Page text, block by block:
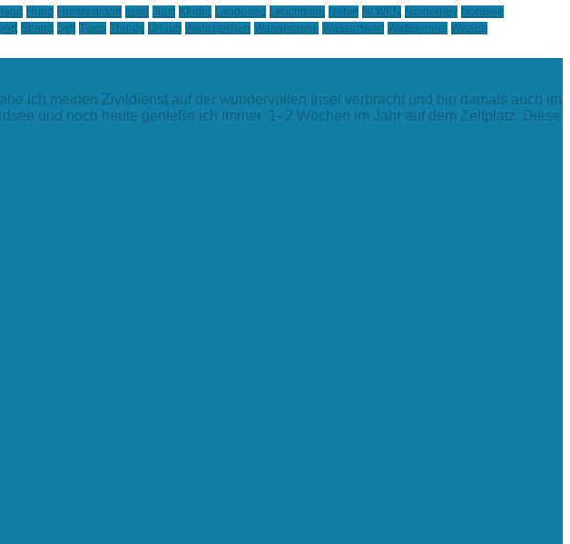
Hund Hundestrand Insel Juist KInder Langeoog Leuchtturm Nebel NLWKN Norderney Nordsee
Strand Sylt Tipps Trends Urlaub Wahrzeichen Wangerooge Wassersport Wattenmeer Wissen
ich meinen Zivildienst auf der wundervollen Insel verbracht und bin damals auch im
und noch heute genieße ich immer 1- 2 Wochen im Jahr auf dem Zeltplatz. Diese